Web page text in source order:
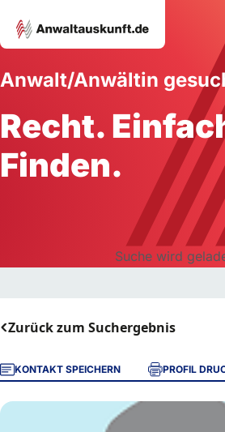
Anwalt/Anwältin
Recht.
Finden.
Suche wird
Zurück zum Suchergebnis
KONTAKT SPEICHERN PROFIL